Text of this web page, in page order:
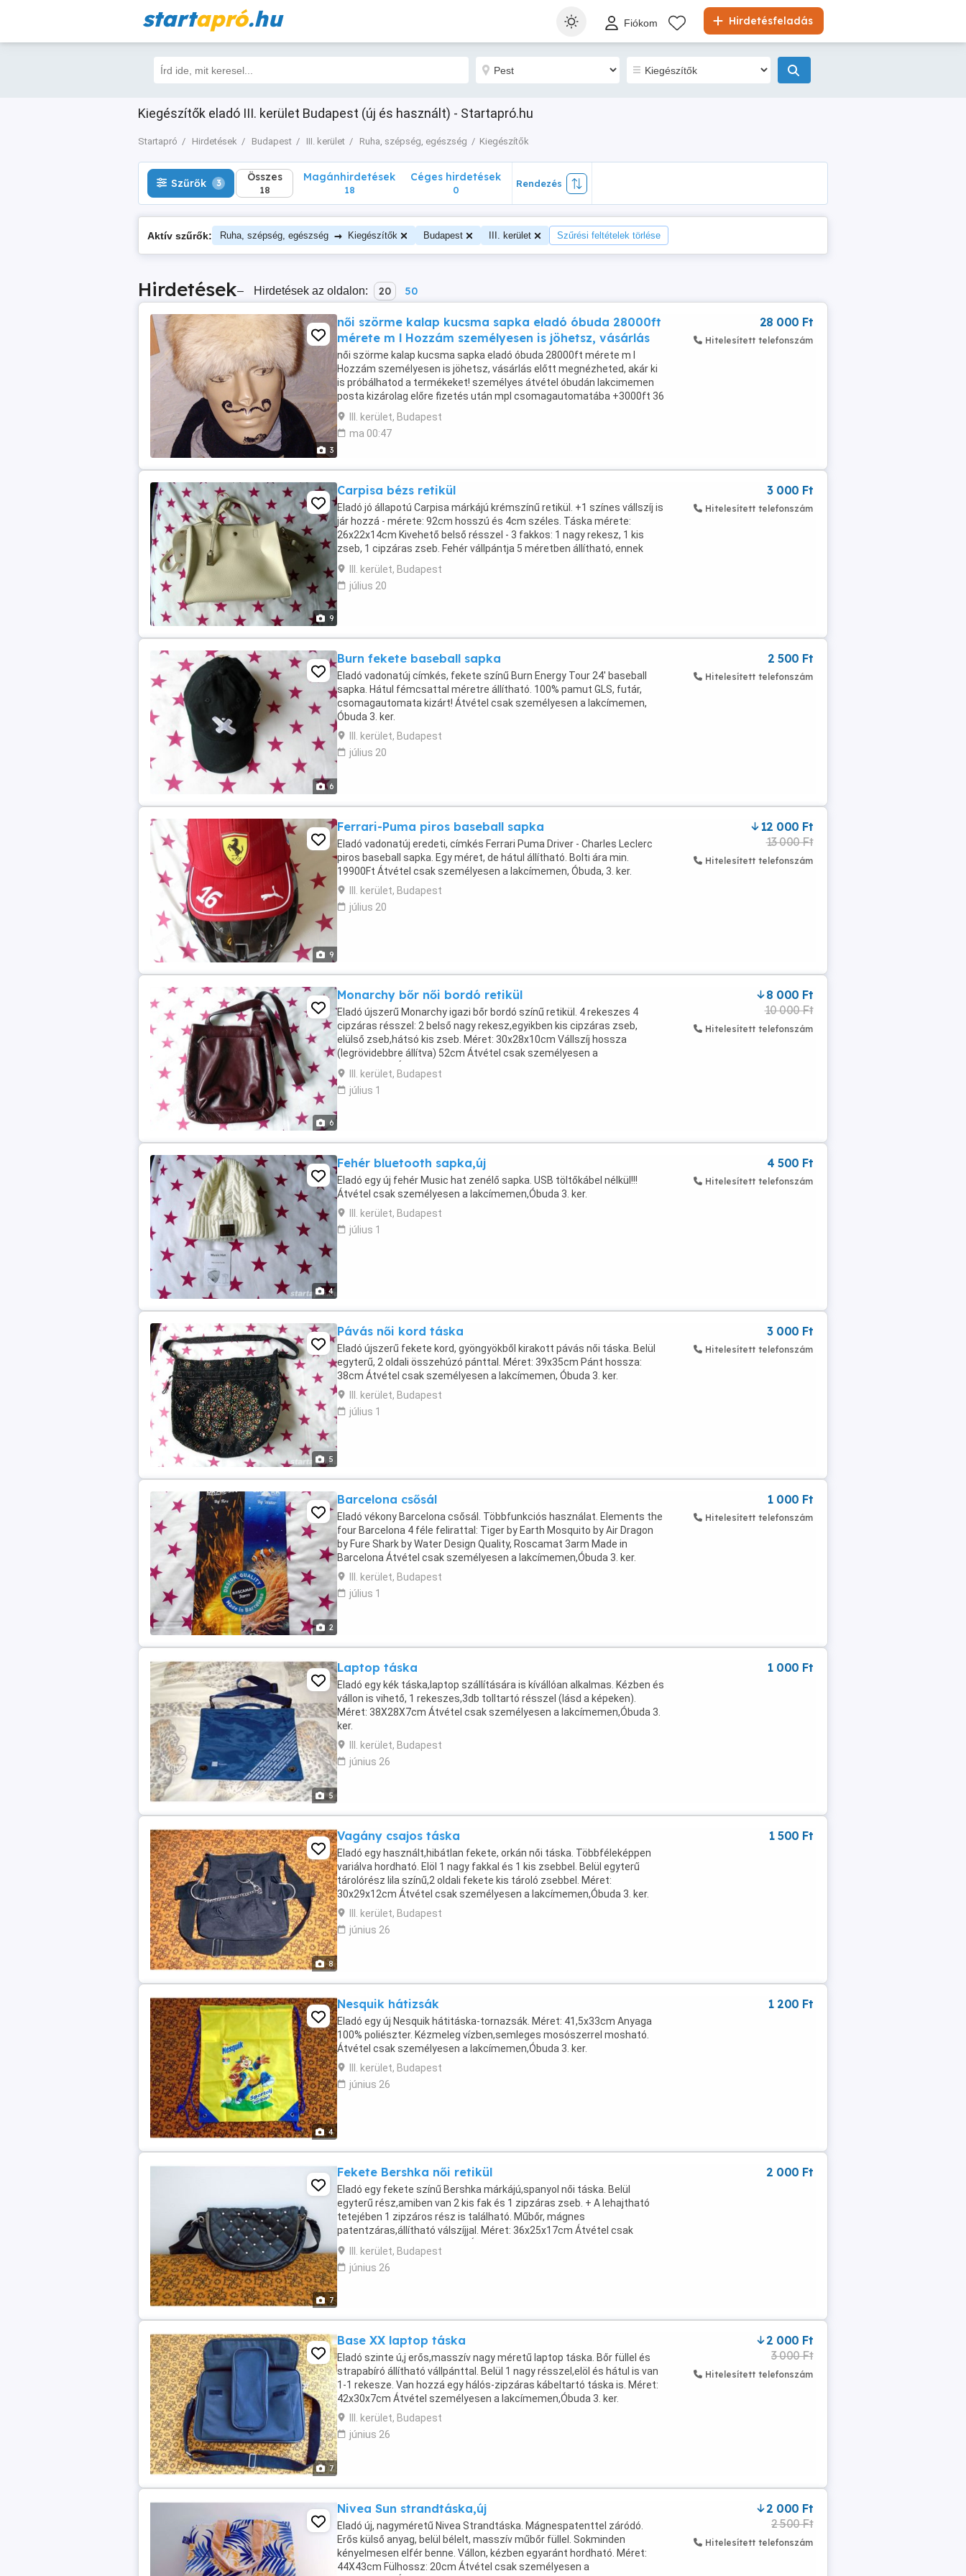
startapró.hu Hirdetésfeladás
Fiókom
Kiegészítők eladó III. kerület Budapest (új és használt) - Startapró.hu
Startapró Hirdetések Budapest III. kerület Ruha, szépség, egészség Kiegészítők
Szűrők 3 Összes
18
Szűrők 3 Összes
18
Magánhirdetések
18
Céges hirdetések
0
Rendezés
Aktív szűrők: Ruha, szépség, egészség → Kiegészítők Budapest III. kerület Szűrési feltételek törlése
Hirdetések– Hirdetések az oldalon: 20 50
3
női szörme kalap kucsma sapka eladó óbuda 28000ft
mérete m l Hozzám személyesen is jöhetsz, vásárlás
női szörme kalap kucsma sapka eladó óbuda 28000ft mérete m l
Hozzám személyesen is jöhetsz, vásárlás előtt megnézheted, akár ki
is próbálhatod a termékeket! személyes átvétel óbudán lakcimemen
posta kizárolag előre fizetés után mpl csomagautomatába +3000ft 36
50 104 8272
III. kerület, Budapest
ma 00:47
28 000 Ft
Hitelesített telefonszám
9
Carpisa bézs retikül
Eladó jó állapotú Carpisa márkájú krémszínű retikül. +1 színes vállszíj is
jár hozzá - mérete: 92cm hosszú és 4cm széles. Táska mérete:
26x22x14cm Kivehető belső résszel - 3 fakkos: 1 nagy rekesz, 1 kis
zseb, 1 cipzáras zseb. Fehér vállpántja 5 méretben állítható, ennek
hossza a legkisebb állásban: ...
III. kerület, Budapest
július 20
3 000 Ft
Hitelesített telefonszám
6
Burn fekete baseball sapka
Eladó vadonatúj címkés, fekete színű Burn Energy Tour 24' baseball
sapka. Hátul fémcsattal méretre állítható. 100% pamut GLS, futár,
csomagautomata kizárt! Átvétel csak személyesen a lakcímemen,
Óbuda 3. ker.
III. kerület, Budapest
július 20
2 500 Ft
Hitelesített telefonszám
9
Ferrari-Puma piros baseball sapka
Eladó vadonatúj eredeti, címkés Ferrari Puma Driver - Charles Leclerc
piros baseball sapka. Egy méret, de hátul állítható. Bolti ára min.
19900Ft Átvétel csak személyesen a lakcímemen, Óbuda, 3. ker.
III. kerület, Budapest
július 20
12 000 Ft
13 000 Ft
Hitelesített telefonszám
6
Monarchy bőr női bordó retikül
Eladó újszerű Monarchy igazi bőr bordó színű retikül. 4 rekeszes 4
cipzáras résszel: 2 belső nagy rekesz,egyikben kis cipzáras zseb,
elülső zseb,hátsó kis zseb. Méret: 30x28x10cm Vállszíj hossza
(legrövidebbre állítva) 52cm Átvétel csak személyesen a
lakcímemen,Óbuda 3. ker.
III. kerület, Budapest
július 1
8 000 Ft
10 000 Ft
Hitelesített telefonszám
4
Fehér bluetooth sapka,új
Eladó egy új fehér Music hat zenélő sapka. USB töltőkábel nélkül!!!
Átvétel csak személyesen a lakcímemen,Óbuda 3. ker.
III. kerület, Budapest
július 1
4 500 Ft
Hitelesített telefonszám
5
Pávás női kord táska
Eladó újszerű fekete kord, gyöngyökből kirakott pávás női táska. Belül
egyterű, 2 oldali összehúzó pánttal. Méret: 39x35cm Pánt hossza:
38cm Átvétel csak személyesen a lakcímemen, Óbuda 3. ker.
III. kerület, Budapest
július 1
3 000 Ft
Hitelesített telefonszám
2
Barcelona csősál
Eladó vékony Barcelona csősál. Többfunkciós használat. Elements the
four Barcelona 4 féle felirattal: Tiger by Earth Mosquito by Air Dragon
by Fure Shark by Water Design Quality, Roscamat 3arm Made in
Barcelona Átvétel csak személyesen a lakcímemen,Óbuda 3. ker.
III. kerület, Budapest
július 1
1 000 Ft
Hitelesített telefonszám
5
Laptop táska
Eladó egy kék táska,laptop szállítására is kívállóan alkalmas. Kézben és
vállon is vihető, 1 rekeszes,3db tolltartó résszel (lásd a képeken).
Méret: 38X28X7cm Átvétel csak személyesen a lakcímemen,Óbuda 3.
ker.
III. kerület, Budapest
június 26
1 000 Ft
8
Vagány csajos táska
Eladó egy használt,hibátlan fekete, orkán női táska. Többféleképpen
variálva hordható. Elöl 1 nagy fakkal és 1 kis zsebbel. Belül egyterű
tárolórész lila színű,2 oldali fekete kis tároló zsebbel. Méret:
30x29x12cm Átvétel csak személyesen a lakcímemen,Óbuda 3. ker.
III. kerület, Budapest
június 26
1 500 Ft
4
Nesquik hátizsák
Eladó egy új Nesquik hátitáska-tornazsák. Méret: 41,5x33cm Anyaga
100% poliészter. Kézmeleg vízben,semleges mosószerrel mosható.
Átvétel csak személyesen a lakcímemen,Óbuda 3. ker.
III. kerület, Budapest
június 26
1 200 Ft
7
Fekete Bershka női retikül
Eladó egy fekete színű Bershka márkájú,spanyol női táska. Belül
egyterű rész,amiben van 2 kis fak és 1 zipzáras zseb. + A lehajtható
tetejében 1 zipzáros rész is található. Műbőr, mágnes
patentzáras,állítható válszíjjal. Méret: 36x25x17cm Átvétel csak
személyesen a lakcímemen,Óbuda 3. ker.
III. kerület, Budapest
június 26
2 000 Ft
7
Base XX laptop táska
Eladó szinte ú,j erős,masszív nagy méretű laptop táska. Bőr füllel és
strapabíró állítható vállpánttal. Belül 1 nagy résszel,elöl és hátul is van
1-1 rekesze. Van hozzá egy hálós-zipzáras kábeltartó táska is. Méret:
42x30x7cm Átvétel személyesen a lakcímemen,Óbuda 3. ker.
III. kerület, Budapest
június 26
2 000 Ft
3 000 Ft
Hitelesített telefonszám
Nivea Sun strandtáska,új
Eladó új, nagyméretű Nivea Strandtáska. Mágnespatenttel záródó.
Erős külső anyag, belül bélelt, masszív műbőr füllel. Sokminden
kényelmesen elfér benne. Vállon, kézben egyaránt hordható. Méret:
44X43cm Fülhossz: 20cm Átvétel csak személyesen a
2 000 Ft
2 500 Ft
Hitelesített telefonszám